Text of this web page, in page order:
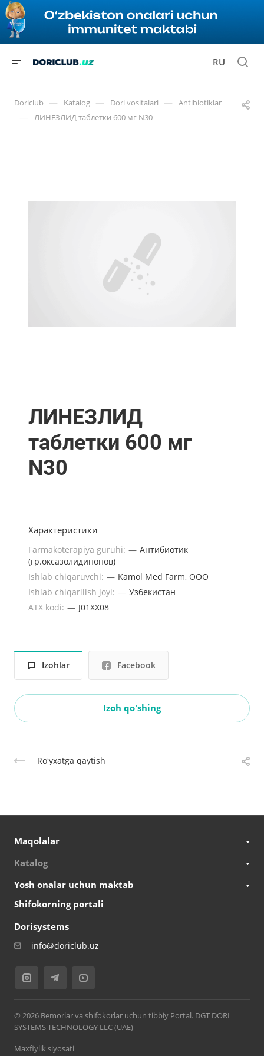
RU
Doriclub — Katalog — Dori vositalari — Antibiotiklar
— ЛИНЕЗЛИД таблетки 600 мг N30
ЛИНЕЗЛИД
таблетки 600 мг
N30
Характеристики
Farmakoterapiya guruhi: — Антибиотик
(гр.оксазолидинонов)
Ishlab chiqaruvchi: — Kamol Med Farm, ООО
Ishlab chiqarilish joyi: — Узбекистан
ATX kodi: — J01XX08
Izohlar Facebook
Izoh qo'shing
Roʻyxatga qaytish
Maqolalar
Katalog
Yosh onalar uchun maktab
Shifokorning portali
Dorisystems
info@doriclub.uz
© 2026 Bemorlar va shifokorlar uchun tibbiy Portal. DGT DORI
SYSTEMS TECHNOLOGY LLC (UAE)
Maxfiylik siyosati